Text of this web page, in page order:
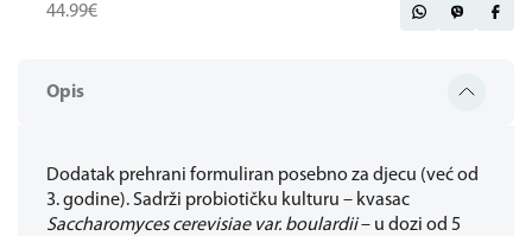
Opis
Dodatak prehrani formuliran posebno za djecu (već od
3. godine). Sadrži probiotičku kulturu – kvasac
Saccharomyces cerevisiae var. boulardii– u dozi od 5
44.99€